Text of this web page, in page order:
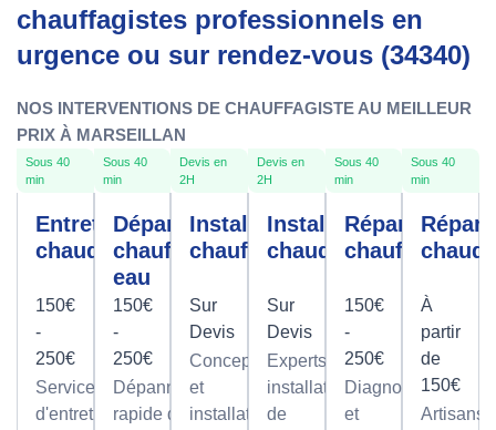
chauffagistes professionnels en
urgence ou sur rendez-vous (34340)
NOS INTERVENTIONS DE CHAUFFAGISTE AU MEILLEUR
PRIX À MARSEILLAN
Sous 40
min
Entretien
chaudière
150€
-
250€
Service
d'entretien
Sous 40
min
Dépannage
chauffe-
eau
150€
-
250€
Dépannage
rapide de
Devis en
2H
Installation
chauffage
Sur
Devis
Conception
et
installation
Devis en
2H
Installation
chaudière
Sur
Devis
Experts en
installation
de
Sous 40
min
Réparation
chauffage
150€
-
250€
Diagnostic
et
Sous 40
min
À
partir
de
150€
Artisans